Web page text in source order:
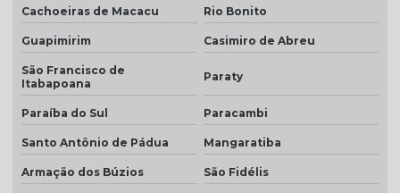
Telha dupla portuguesa
Telha dupla preço
Telha dupla romana
Telha em monte carmelo
Telha esmaltado caramelo
Telha grafite
Cachoeiras de Macacu Rio Bonito
Guapimirim Casimiro de Abreu
São Francisco de
Itabapoana
Paraty
Paraíba do Sul Paracambi
Santo Antônio de Pádua Mangaratiba
Armação dos Búzios São Fidélis